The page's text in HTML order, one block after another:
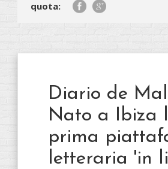
quota:
Diario de
Nato a Ibiza
prima
letteraria 'in